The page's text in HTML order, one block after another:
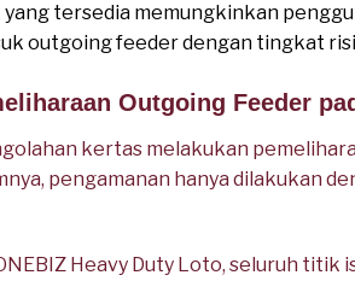
yang tersedia memungkinkan
outgoing feeder dengan tingkat
Outgoing Feeder
kertas melakukan
pengamanan hanya dilakukan
Heavy Duty Loto, seluruh titik